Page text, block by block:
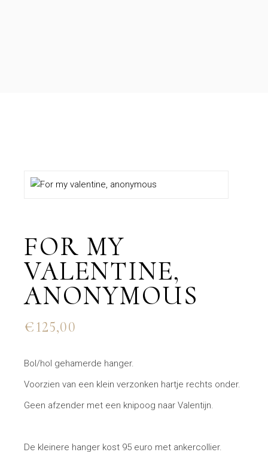
FOR MY
VALENTINE,
ANONYMOUS
€125,00
Bol/hol gehamerde hanger.
Voorzien van een klein verzonken hartje rechts onder.
Geen afzender met een knipoog naar Valentijn.
De kleinere hanger kost 95 euro met ankercollier.